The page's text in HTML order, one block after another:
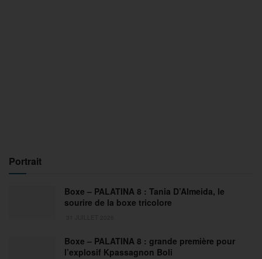
Portrait
Boxe – PALATINA 8 : Tania D’Almeida, le
sourire de la boxe tricolore
Boxe – PALATINA 8 : grande première pour
l’explosif Kpassagnon Boli